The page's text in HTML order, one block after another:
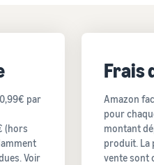
par
(hors
Voir
Frais
Amazon
pour
montant
produit. La
vente sont